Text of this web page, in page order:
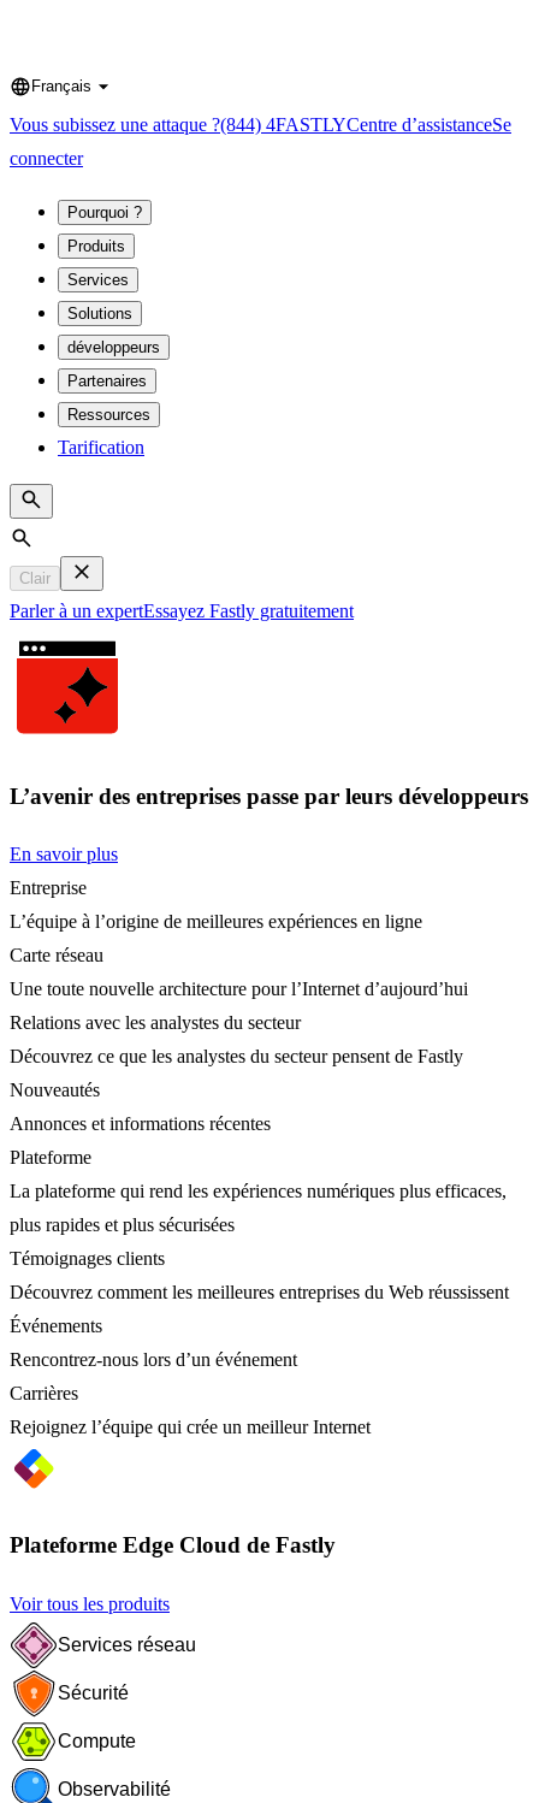
Language
Français
Vous subissez une attaque ?(844) 4FASTLYCentre d’assistanceSe
connecter
Pourquoi ?
Produits
Services
Solutions
développeurs
Partenaires
Ressources
Tarification
Search
Clair
Parler à un expertEssayez Fastly gratuitement
L’avenir des entreprises passe par leurs développeurs
En savoir plus
Entreprise
L’équipe à l’origine de meilleures expériences en ligne
Carte réseau
Une toute nouvelle architecture pour l’Internet d’aujourd’hui
Relations avec les analystes du secteur
Découvrez ce que les analystes du secteur pensent de Fastly
Nouveautés
Annonces et informations récentes
Plateforme
La plateforme qui rend les expériences numériques plus efficaces,
plus rapides et plus sécurisées
Témoignages clients
Découvrez comment les meilleures entreprises du Web réussissent
Événements
Rencontrez-nous lors d’un événement
Carrières
Rejoignez l’équipe qui crée un meilleur Internet
Plateforme Edge Cloud de Fastly
Voir tous les produits
Services réseau
Sécurité
Compute
Observabilité